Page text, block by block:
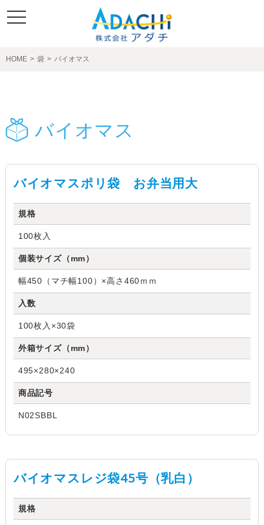
toggle
navigation
HOME > 袋 > バイオマス
バイオマス
バイオマスポリ袋 お弁当用大
規格
100枚入
個装サイズ（mm）
幅450（マチ幅100）×高さ460ｍｍ
入数
100枚入×30袋
外箱サイズ（mm）
495×280×240
商品記号
N02SBBL
バイオマスレジ袋45号（乳白）
規格